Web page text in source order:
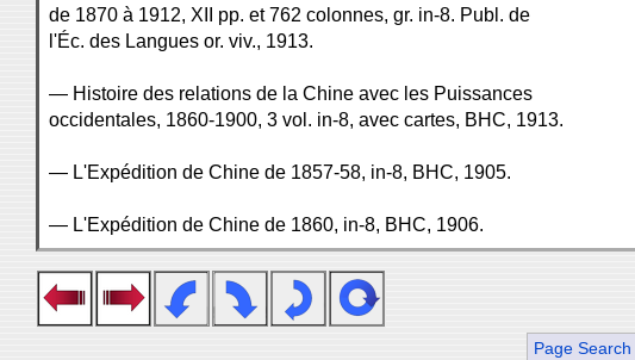
de 1870 à 1912, XII pp. et 762 colonnes, gr. in-8. Publ. de
l'Éc. des Langues or. viv., 1913.
— Histoire des relations de la Chine avec les Puissances
occidentales, 1860-1900, 3 vol. in-8, avec cartes, BHC, 1913.
— L'Expédition de Chine de 1857-58, in-8, BHC, 1905.
— L'Expédition de Chine de 1860, in-8, BHC, 1906.
Page Search